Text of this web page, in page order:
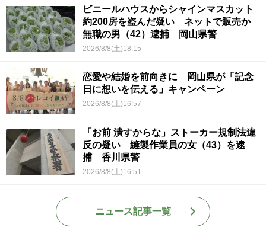
ビニールハウスからシャインマスカット
約200房を盗んだ疑い ネットで販売か
無職の男（42）逮捕 岡山県警
2026/8/8(土)18:15
恋愛や結婚を前向きに 岡山県が「記念
日に想いを伝える」キャンペーン
2026/8/8(土)16:57
「お前 潰すからな」ストーカー規制法違
反の疑い 縫製作業員の女（43）を逮
捕 香川県警
2026/8/8(土)16:51
ニュース記事一覧